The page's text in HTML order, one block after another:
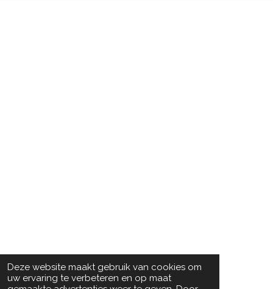
Deze website maakt gebruik van cookies om
uw ervaring te verbeteren en op maat